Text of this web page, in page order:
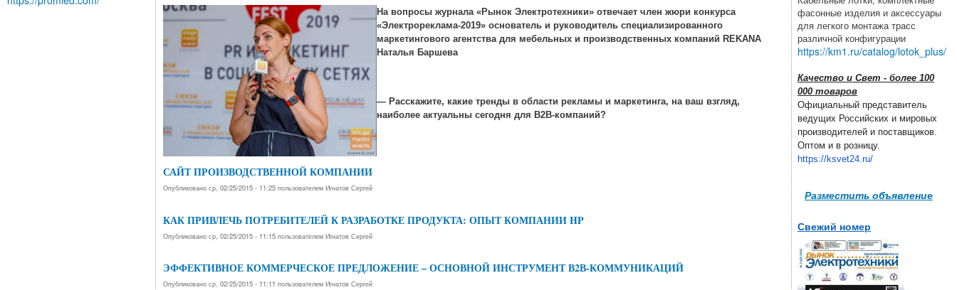
На вопросы журнала «Рынок Электротехники» отвечает член жюри конкурса
«Электрореклама-2019» основатель и руководитель специализированного
маркетингового агентства для мебельных и производственных компаний REKANA
Наталья Баршева
— Расскажите, какие тренды в области рекламы и маркетинга, на ваш взгляд,
наиболее актуальны сегодня для В2В-компаний?
САЙТ ПРОИЗВОДСТВЕННОЙ КОМПАНИИ
Опубликовано ср, 02/25/2015 - 11:25 пользователем Игнатов Сергей
КАК ПРИВЛЕЧЬ ПОТРЕБИТЕЛЕЙ К РАЗРАБОТКЕ ПРОДУКТА: ОПЫТ КОМПАНИИ HP
Опубликовано ср, 02/25/2015 - 11:15 пользователем Игнатов Сергей
ЭФФЕКТИВНОЕ КОММЕРЧЕСКОЕ ПРЕДЛОЖЕНИЕ – ОСНОВНОЙ ИНСТРУМЕНТ В2В-КОММУНИКАЦИЙ
Опубликовано ср, 02/25/2015 - 11:11 пользователем Игнатов Сергей
фасонные изделия и аксессуары
для легкого монтажа трасс
различной конфигурации
https://km1.ru/catalog/lotok_plus/
Качество и Свет - более 100
000 товаров
Официальный представитель
ведущих Российских и мировых
производителей и поставщиков.
Оптом и в розницу.
https://ksvet24.ru/
Разместить объявление
Свежий номер